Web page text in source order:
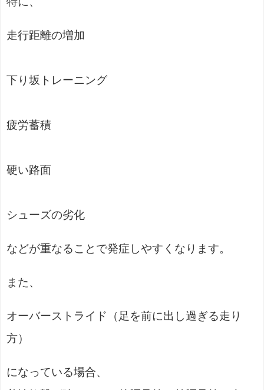
走行距離の増加
下り坂トレーニング
疲労蓄積
硬い路面
シューズの劣化
などが重なることで発症しやすくなります。
また、
オーバーストライド（足を前に出し過ぎる走り
方）
になっている場合、